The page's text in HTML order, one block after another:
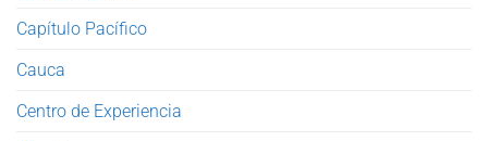
Capítulo Pacífico
Cauca
Centro de Experiencia